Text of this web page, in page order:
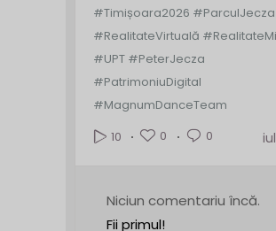
#Timișoara2026 #ParculJecza
#RealitateVirtuală
#UPT #PeterJecza
#PatrimoniuDigital
#MagnumDanceTeam
10
0 0
Niciun comentariu încă.
Fii primul!